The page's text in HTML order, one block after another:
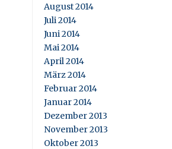
August 2014
Juli 2014
Juni 2014
Mai 2014
April 2014
März 2014
Februar 2014
Januar 2014
Dezember 2013
November 2013
Oktober 2013